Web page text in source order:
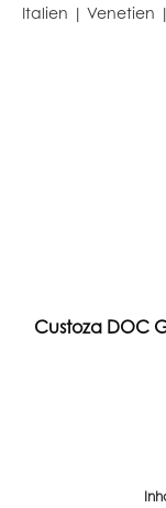
Italien |
Custoza DOC